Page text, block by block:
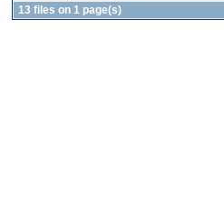
13 files on 1 page(s)